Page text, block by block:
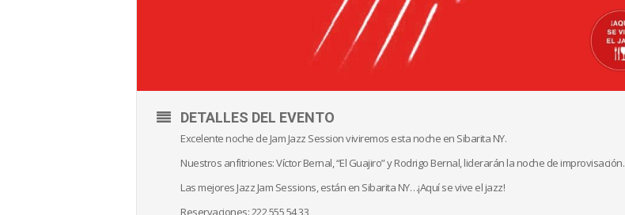
DETALLES DEL EVENTO
Excelente noche de Jam Jazz Session viviremos esta noche en Sibarita NY.
Nuestros anfitriones: Víctor Bernal, “El Guajiro” y Rodrigo Bernal, liderarán la noche de improvisación.
Las mejores Jazz Jam Sessions, están en Sibarita NY…¡Aquí se vive el jazz!
Reservaciones: 222 555 54 33